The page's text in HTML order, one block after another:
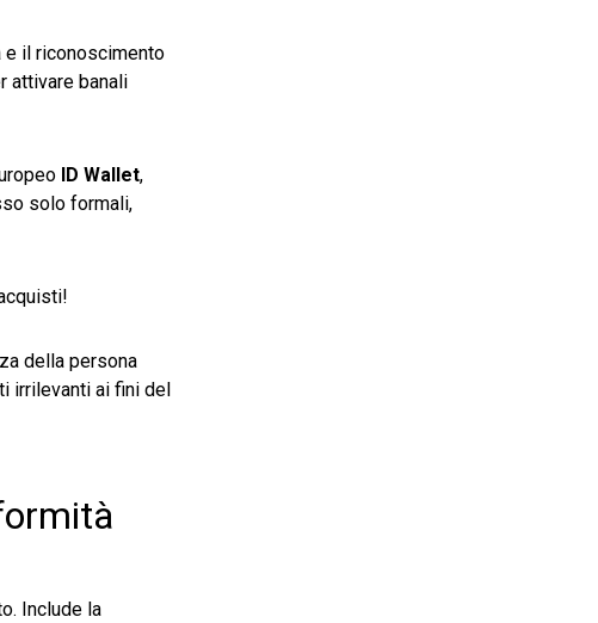
il riconoscimento
attivare banali
ID Wallet,
solo formali,
della persona
irrilevanti ai fini del
Include la